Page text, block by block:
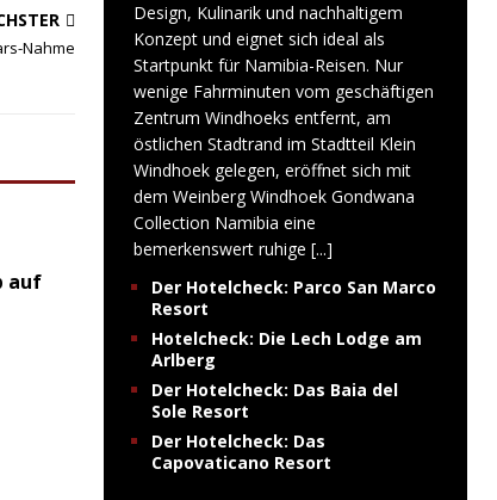
Nahme
auf
Design, Kulinarik und nachhaltigem
Konzept und eignet sich ideal als
Startpunkt für Namibia-Reisen. Nur
wenige Fahrminuten vom geschäftigen
Zentrum Windhoeks entfernt, am
östlichen Stadtrand im Stadtteil Klein
Windhoek gelegen, eröffnet sich mit
dem Weinberg Windhoek Gondwana
Collection Namibia eine
bemerkenswert ruhige [...]
Der Hotelcheck: Parco San Marco
Resort
Hotelcheck: Die Lech Lodge am
Arlberg
Der Hotelcheck: Das Baia del
Sole Resort
Der Hotelcheck: Das
Capovaticano Resort